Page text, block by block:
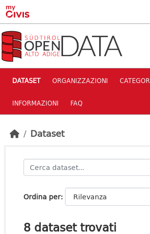
Skip to main content
DATASET ORGANIZZAZIONI
INFORMAZIONI FAQ
Dataset
Ordina per
8 dataset trovati